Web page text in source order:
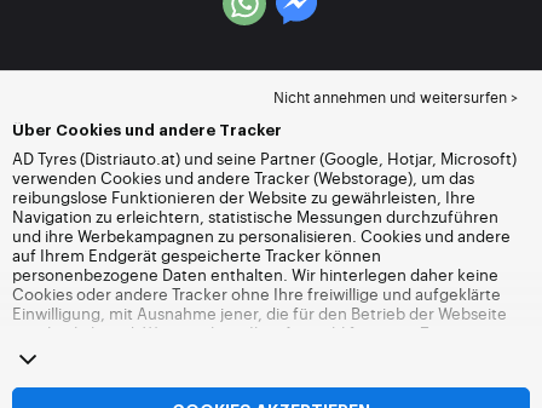
Nicht annehmen und weitersurfen >
Über Cookies und andere Tracker
AD Tyres (Distriauto.at) und seine Partner (Google, Hotjar, Microsoft)
verwenden Cookies und andere Tracker (Webstorage), um das
reibungslose Funktionieren der Website zu gewährleisten, Ihre
Navigation zu erleichtern, statistische Messungen durchzuführen
und ihre Werbekampagnen zu personalisieren. Cookies und andere
auf Ihrem Endgerät gespeicherte Tracker können
personenbezogene Daten enthalten. Wir hinterlegen daher keine
Cookies oder andere Tracker ohne Ihre freiwillige und aufgeklärte
Einwilligung, mit Ausnahme jener, die für den Betrieb der Webseite
unerlässlich sind. Wir speichern Ihre Auswahl für einen Zeitraum von
6 Monaten. Sie können Ihre Einwilligung jederzeit widerrufen, indem
Sie die Webseite
die Möglichkeit, Ihre Navigation fortzusetzen, ohne die Hinterlegung